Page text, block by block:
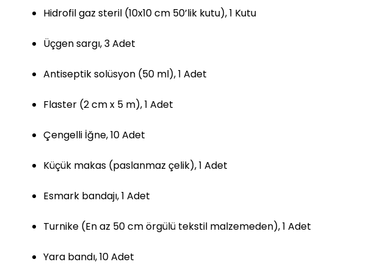
Hidrofil gaz steril (10x10 cm 50’lik kutu), 1 Kutu
Üçgen sargı, 3 Adet
Antiseptik solüsyon (50 ml), 1 Adet
Flaster (2 cm x 5 m), 1 Adet
Çengelli İğne, 10 Adet
Küçük makas (paslanmaz çelik), 1 Adet
Esmark bandajı, 1 Adet
Turnike (En az 50 cm örgülü tekstil malzemeden), 1 Adet
Yara bandı, 10 Adet